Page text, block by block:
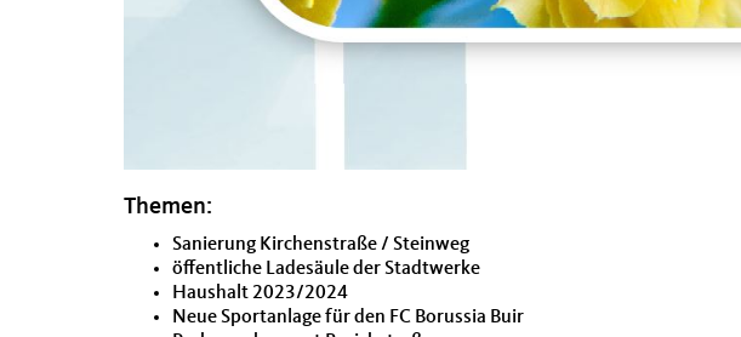
Themen:
Sanierung Kirchenstraße / Steinweg
öffentliche Ladesäule der Stadtwerke
Haushalt 2023/2024
Neue Sportanlage für den FC Borussia Buir